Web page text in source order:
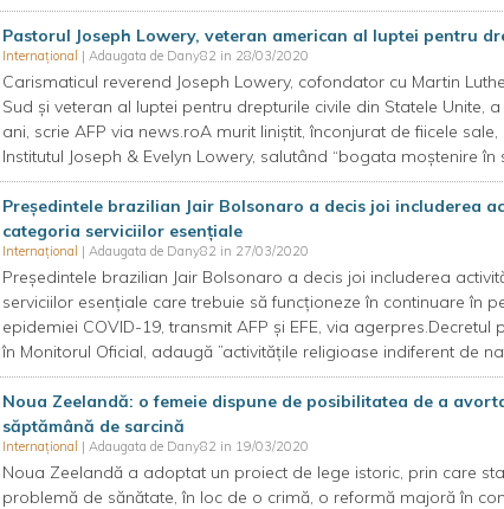
Pastorul Joseph Lowery, veteran american al luptei pentru
Internațional | Adaugata de Dany82 in 28/03/2020
Carismaticul reverend Joseph Lowery, cofondator cu Martin
Sud şi veteran al luptei pentru drepturile civile din Statele Unite,
ani, scrie AFP via news.roA murit liniştit, înconjurat de fiicele
Institutul Joseph & Evelyn Lowery, salutând “bogata moştenire în
Preşedintele brazilian Jair Bolsonaro a decis joi includerea
categoria serviciilor esenţiale
Internațional | Adaugata de Dany82 in 27/03/2020
Preşedintele brazilian Jair Bolsonaro a decis joi includerea
serviciilor esenţiale care trebuie să funcţioneze în continuare în
epidemiei COVID-19, transmit AFP şi EFE, via
în Monitorul Oficial, adaugă ”activităţile religioase indiferent de
Noua Zeelandă: o femeie dispune de posibilitatea de a
săptămână de sarcină
Internațional | Adaugata de Dany82 in 19/03/2020
Noua Zeelandă a adoptat un proiect de lege istoric, prin care
problemă de sănătate, în loc de o crimă, o reformă majoră în